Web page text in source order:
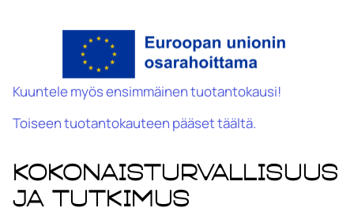
Kuuntele myös ensimmäinen tuotantokausi!
Toiseen tuotantokauteen pääset täältä.
Kokonaisturvallisuus
ja tutkimus